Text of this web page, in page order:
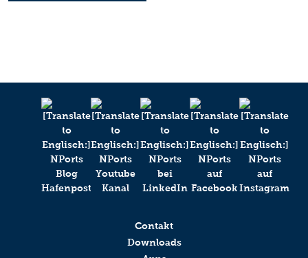
Anti-Robot Verification
Click to start verification
Absenden
Contakt
Downloads